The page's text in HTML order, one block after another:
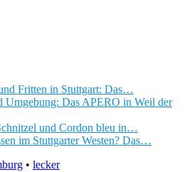
Fritten in Stuttgart: Das…
Umgebung: Das APERO in Weil der
und Cordon bleu in…
im Stuttgarter Westen? Das…
• lecker